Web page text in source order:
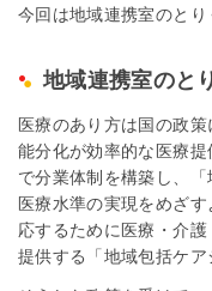
今回は地域連携室のとり
地域連携室のと
医療のあり方は国の政
能分化が効率的な医療
で分業体制を構築し、
医療水準の実現をめざ
応するために医療・介
提供する「地域包括ケア